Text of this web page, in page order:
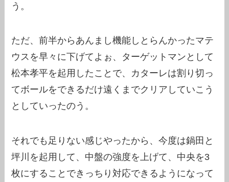
う。
ただ、前半からあんまし機能しとらんかったマテ
ウスを早々に下げてよぉ、ターゲットマンとして
松本孝平を起用したことで、カターレは割り切っ
てボールをできるだけ遠くまでクリアしていこう
としていったのう。
それでも足りない感じやったから、今度は鍋田と
坪川を起用して、中盤の強度を上げて、中央を3
枚にすることできっちり対応できるようになって